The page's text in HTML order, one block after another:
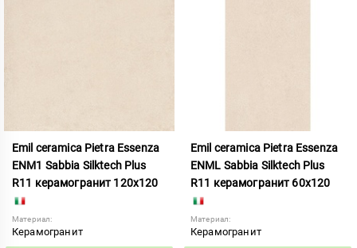
Emil ceramica Pietra Essenza
ENM1 Sabbia Silktech Plus
R11 керамогранит 120x120
Материал:
Керамогранит
Emil ceramica Pietra Essenza
ENML Sabbia Silktech Plus
R11 керамогранит 60x120
Материал:
Керамогранит